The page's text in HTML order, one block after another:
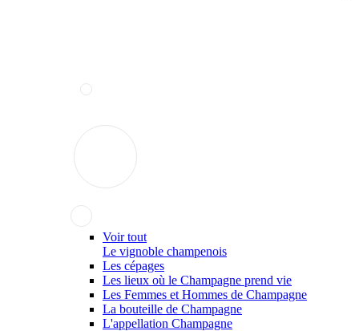
Voir tout
Le vignoble champenois
Les cépages
Les lieux où le Champagne prend vie
Les Femmes et Hommes de Champagne
La bouteille de Champagne
L'appellation Champagne